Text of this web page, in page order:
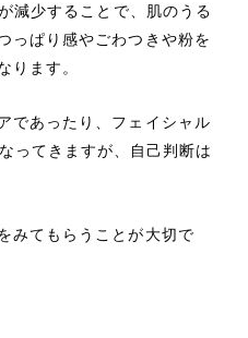
減少することで、肌のうる
っぱり感やごわつきや粉を
ります。
であったり、フェイシャル
ってきますが、自己判断は
みてもらうことが大切で